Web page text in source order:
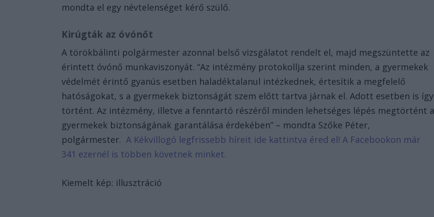
mondta el egy névtelenséget kérő szülő.
Kirúgták az óvónőt
A törökbálinti polgármester azonnal belső vizsgálatot rendelt el, majd megszüntette az
érintett óvónő munkaviszonyát. “Az intézmény protokollja szerint minden, a gyermekek
védelmét érintő gyanús esetben haladéktalanul intézkednek, értesítik a megfelelő
hatóságokat, s a gyermekek biztonságát szem előtt tartva járnak el. Adott esetben is így
történt. Az intézmény, illetve a fenntartó részéről minden lehetséges lépés megtörtént
gyermekek biztonságának garantálása érdekében” – mondta Szőke Péter,
polgármester.A Kékvillogó legfrissebb híreit ide kattintva éred el! A Facebookon már
341 ezernél is többen követnek minket.
Kiemelt kép: illusztráció